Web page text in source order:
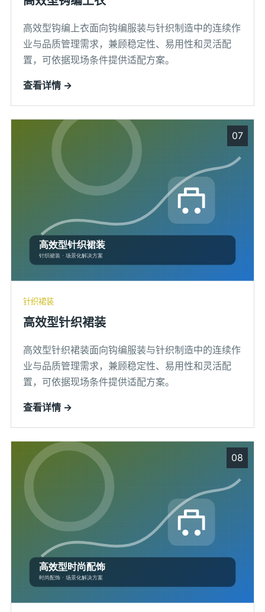
高效型钩编上衣面向钩编服装与针织制造中的连续作
业与品质管理需求，兼顾稳定性、易用性和灵活配
置，可依据现场条件提供适配方案。
查看详情 →
07
针织裙装
高效型针织裙装
高效型针织裙装面向钩编服装与针织制造中的连续作
业与品质管理需求，兼顾稳定性、易用性和灵活配
置，可依据现场条件提供适配方案。
查看详情 →
08